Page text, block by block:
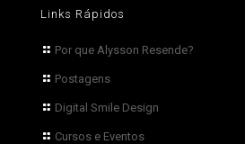
Links Rápidos
Por que Alysson Resende?
Postagens
Digital Smile Design
Cursos e Eventos